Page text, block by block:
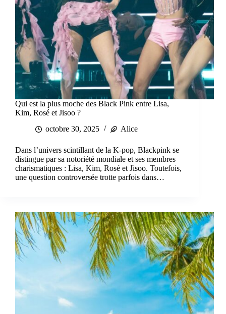
Qui est la plus moche des Black Pink entre Lisa,
Kim, Rosé et Jisoo ?
octobre 30, 2025
Alice
Dans l’univers scintillant de la K-pop, Blackpink se
distingue par sa notoriété mondiale et ses membres
charismatiques : Lisa, Kim, Rosé et Jisoo. Toutefois,
une question controversée trotte parfois dans…